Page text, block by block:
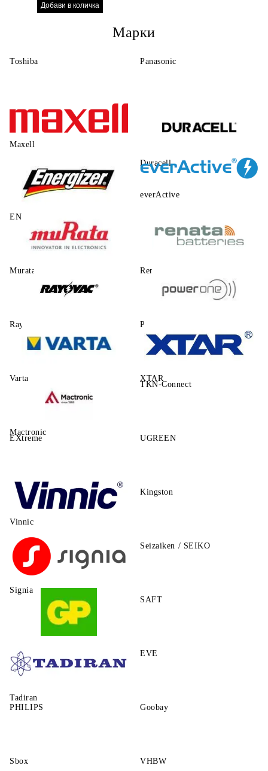
АПАРАТ
Марки
Toshiba Panasonic
Maxell
Duracell
ENERGIZER
everActive
Murata Renata
Rayovac Power One
Varta XTAR
Mactronic
TKN-Connect
EXtreme UGREEN
Vinnic
Kingston
Signia
Seizaiken / SEIKO
SAFT
Tadiran
EVE
PHILIPS Goobay
Sbox VHBW